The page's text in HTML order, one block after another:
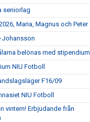
seniorlag
Maria, Magnus och Peter
Johansson
belönas med stipendium
NIU Fotboll
F16/09
NIU Fotboll
vintern! Erbjudande från